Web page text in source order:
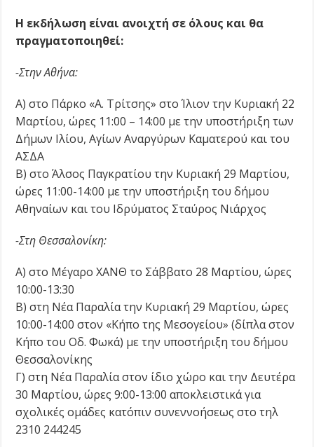
Η εκδήλωση είναι ανοιχτή σε όλους και θα
πραγματοποιηθεί:
-Στην Αθήνα:
Α) στο Πάρκο «Α. Τρίτσης» στο Ίλιον την Κυριακή 22
Μαρτίου, ώρες 11:00 – 14:00 με την υποστήριξη των
Δήμων Ιλίου, Αγίων Αναργύρων Καματερού και του
ΑΣΔΑ
Β) στο Άλσος Παγκρατίου την Κυριακή 29 Μαρτίου,
ώρες 11:00-14:00 με την υποστήριξη του δήμου
Αθηναίων και του Ιδρύματος Σταύρος Νιάρχος
-Στη Θεσσαλονίκη:
Α) στο Μέγαρο ΧΑΝΘ το Σάββατο 28 Μαρτίου, ώρες
10:00-13:30
Β) στη Νέα Παραλία την Κυριακή 29 Μαρτίου, ώρες
10:00-14:00 στον «Κήπο της Μεσογείου» (δίπλα στον
Κήπο του Οδ. Φωκά) με την υποστήριξη του δήμου
Θεσσαλονίκης
Γ) στη Νέα Παραλία στον ίδιο χώρο και την Δευτέρα
30 Μαρτίου, ώρες 9:00-13:00 αποκλειστικά για
σχολικές ομάδες κατόπιν συνεννοήσεως στο τηλ
2310 244245